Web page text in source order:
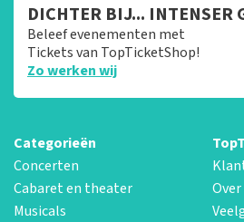
DICHTER BIJ... INTENSER
Beleef evenementen met
Tickets van TopTicketShop!
Zo werken wij
Categorieën
Concerten
Cabaret en theater
Musicals